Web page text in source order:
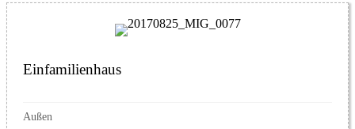
Einfamilienhaus
Außen